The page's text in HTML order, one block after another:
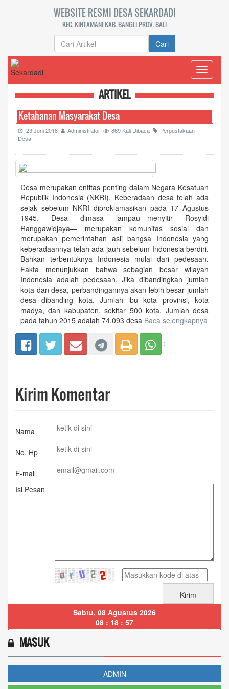
WEBSITE RESMI DESA SEKARDADI
KEC. KINTAMANI KAB. BANGLI PROV. BALI
Cari
Toggle
ARTIKEL
Ketahanan Masyarakat Desa
23 Juni 2018 Administrator 869 Kali Dibaca
Perpustakaan
Desa
Desa merupakan entitas penting dalam Negara Kesatuan
Republik Indonesia (NKRI). Keberadaan desa telah ada
sejak sebelum NKRI diproklamasikan pada 17 Agustus
1945. Desa dimasa lampau—menyitir Rosyidi
Ranggawidjaya— merupakan komunitas sosial dan
merupakan pemerintahan asli bangsa Indonesia yang
keberadaannya telah ada jauh sebelum Indonesia berdiri.
Bahkan terbentuknya Indonesia mulai dari pedesaan.
Fakta menunjukkan bahwa sebagian besar wilayah
Indonesia adalah pedesaan. Jika dibandingkan jumlah
kota dan desa, perbandingannya akan lebih besar jumlah
desa dibanding kota. Jumlah ibu kota provinsi, kota
madya, dan kabupaten, sekitar 500 kota. Jumlah desa
pada tahun 2015 adalah 74.093 desa Baca selengkapnya
;
Kirim Komentar
Nama
No. Hp
E-mail
Isi Pesan
Sabtu, 08 Agustus 2026
08 : 18 : 57
MASUK
ADMIN